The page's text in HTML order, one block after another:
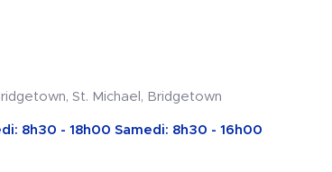
St. Michael, Bridgetown
8h30 - 18h00 Samedi: 8h30 - 16h00